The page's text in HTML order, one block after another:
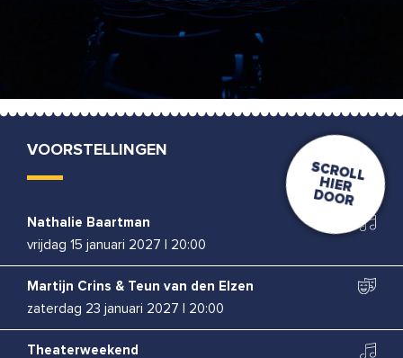
VOORSTELLINGEN
Nathalie Baartman
vrijdag 15 januari 2027
20:00
Martijn Crins & Teun van den Elzen
zaterdag 23 januari 2027
20:00
Theaterweekend